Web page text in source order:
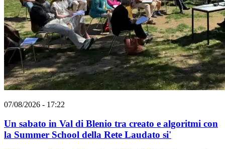
07/08/2026 - 17:22
Un sabato in Val di Blenio tra creato e algoritmi con
la Summer School della Rete Laudato si'